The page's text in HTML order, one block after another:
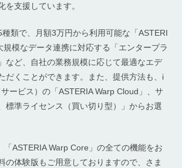
を支援しています。
類で、月額3万円から利用可能な「ASTERI
規模なデータ連携に対応する「エンタープラ
など、自社の業務規模に応じて最適なエデ
だくことができます。また、提供方法も、i
ービス）の「ASTERIA Warp Cloud」、サ
標準ライセンス（買い切り型）」からお選
「ASTERIA Warp Core」の全ての機能をお
の体験版もご用意しておりますので、さま